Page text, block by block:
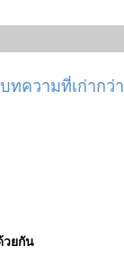
บทความที่เก่ากว่า
วยกัน